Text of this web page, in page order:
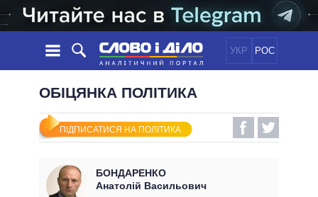
УКР РОС
НОВИНИ
СТРІЧКА
ПОДІЇ
СТАТТІ
ДУМКИ
ПОЛІТИКА
ЕКОНОМІКА
СВІТ
ОБIЦЯНКИ
УСІ ПОЛІТИКИІНФОГРАФІКА
ОБІЦЯНКА ПОЛІТИКА
ПІДПИСАТИСЯ НА ПОЛІТИКА
БОНДАРЕНКО
Анатолій Васильович